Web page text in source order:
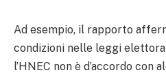
Ad esempio, il rapporto
condizioni nelle leggi
l’HNEC non è d’accordo con